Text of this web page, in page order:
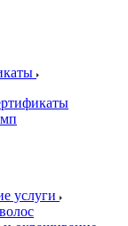
услуги